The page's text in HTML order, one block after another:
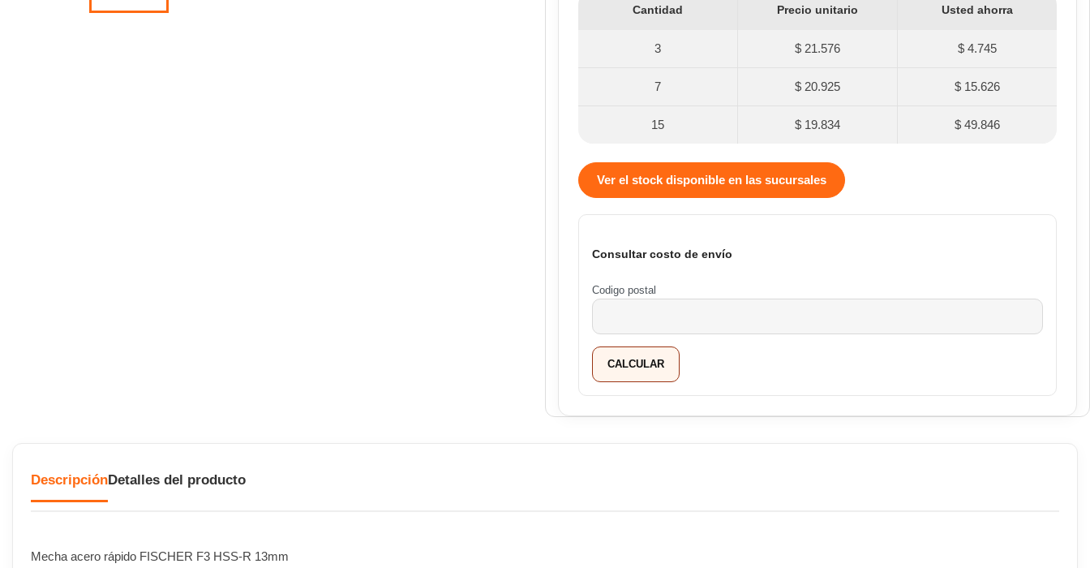
Cantidad Precio unitario Usted ahorra
3 $ 21.576 $ 4.745
7 $ 20.925 $ 15.626
15 $ 19.834 $ 49.846
Ver el stock disponible en las sucursales
Consultar costo de envío
Codigo postal
CALCULAR
DescripciónDetalles del producto
Mecha acero rápido FISCHER F3 HSS-R 13mm